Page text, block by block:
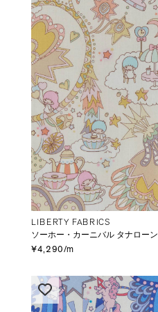
LIBERTY FABRICS
ソーホー・カーニバル タナローン
¥4,290/m